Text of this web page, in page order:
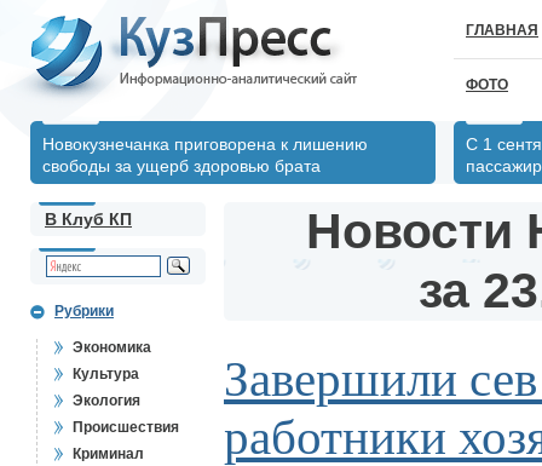
ГЛАВНАЯ
ФОТО
Новокузнечанка приговорена к лишению
свободы за ущерб здоровью брата
С 1
В Клуб КП
Рубрики
Экономика
Культура
Экология
Происшествия
Криминал
Новости
за
Завершили
работники